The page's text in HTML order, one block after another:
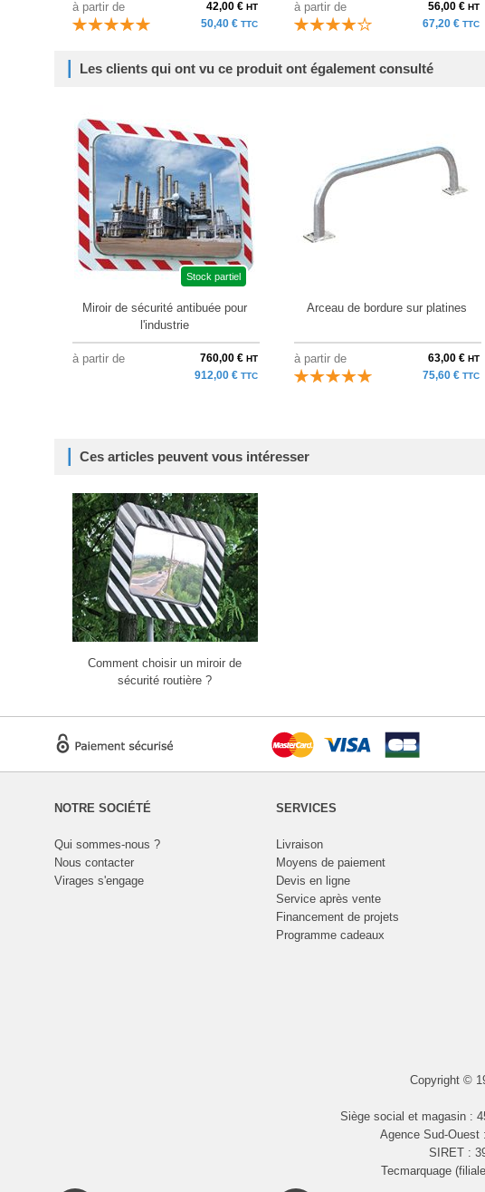
à partir de 42,00 € HT
50,40 € TTC
à partir de 56,00 € HT
67,20 € TTC
Les clients qui ont vu ce produit ont également consulté
Stock partiel
Miroir de sécurité antibuée pour
l'industrie
à partir de 760,00 € HT
912,00 € TTC
Arceau de bordure sur platines
à partir de 63,00 € HT
75,60 € TTC
Ces articles peuvent vous intéresser
Comment choisir un miroir de
sécurité routière ?
NOTRE SOCIÉTÉ
Qui sommes-nous ?
Nous contacter
Virages s'engage
SERVICES
Livraison
Moyens de paiement
Devis en ligne
Service après vente
Financement de projets
Programme cadeaux
Copyright ©
Siège social et magasin :
Agence Sud-Ouest
SIRET :
Tecmarquage